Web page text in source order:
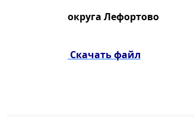
округа Лефортово
П.Д.
Скачать файл